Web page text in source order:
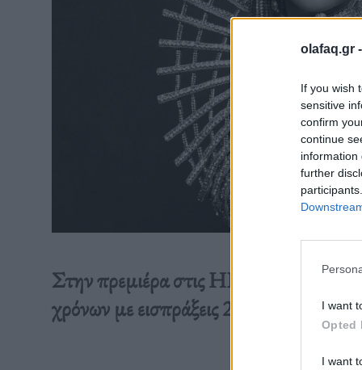
olafaq.gr -
If you wish
sensitive
confirm
continue
information
further
I want
Opted
I want
Στην πρεμιέρα στις ΗΠΑ, το
χρόνων με εισπράξεις 21 εκατ.